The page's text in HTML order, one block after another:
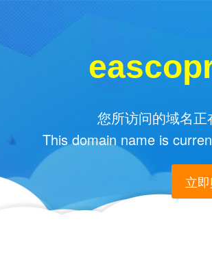
您所访问的域名
This domain name is
立